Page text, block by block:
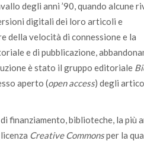
degli anni ’90, quando alcune
digitali dei loro articoli e
della velocità di connessione e la
e di pubblicazione,
è stato il gruppo editoriale
aperto (open access) degli
finanziamento, biblioteche, la più
Creative Commonsper la